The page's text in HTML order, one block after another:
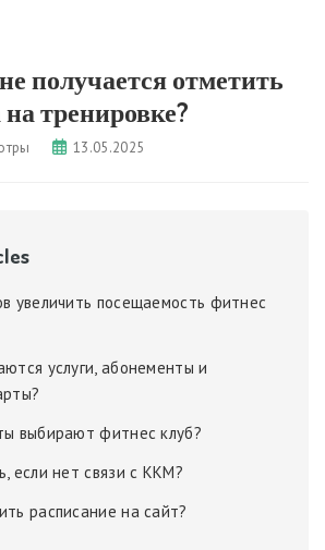
получается отметить
тренировке?
13.05.2025
увеличить посещаемость фитнес
услуги, абонементы и
выбирают фитнес клуб?
если нет связи с ККМ?
расписание на сайт?